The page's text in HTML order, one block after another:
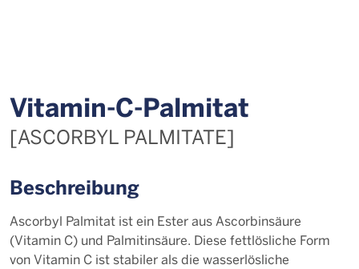
Vi­ta­min-C-Pal­mi­tat
[ASCORBYL PALMITATE]
Beschreibung
Ascorbyl Palmitat ist ein Ester aus Ascorbinsäure
(Vitamin C) und Palmitinsäure. Diese fettlösliche Form
von Vitamin C ist stabiler als die wasserlösliche